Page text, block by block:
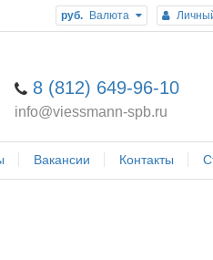
руб. Валюта
8 (812) 649-96-10
info@viessmann-spb.ru
Вакансии Контакты